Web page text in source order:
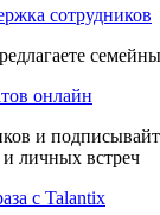
сотрудников
онлайн
и
личных встреч
с Talantix